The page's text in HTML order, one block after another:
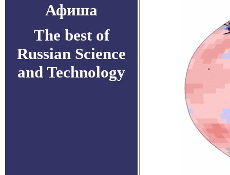
Афиша
The best of
Russian Science
and Technology